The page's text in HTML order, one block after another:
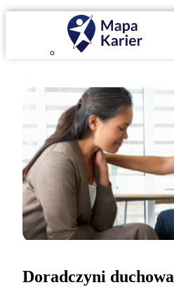
Doradczyni duchowa